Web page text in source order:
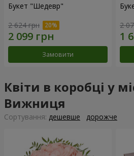
Букет "Шедевр"
2 624 грн
Замовити
2
Квіти в коробці у
Вижниця
Сортування: дешевше дорожче